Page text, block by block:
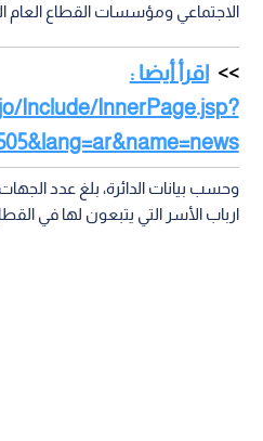
الاجتماعي ومؤسسات القطاع العام
اقرأ أيضا :
Include/InnerPage.jsp?
وحسب بيانات الدائرة، بلغ عدد
ارباب الأسر التي يتبعون لها في القطاع